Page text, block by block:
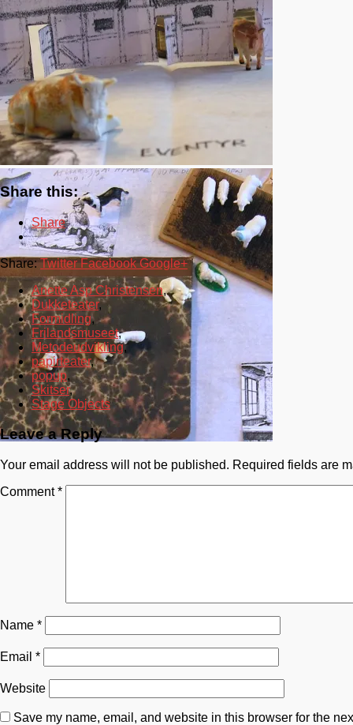
Share this:
Share
Share: Twitter Facebook Google+
Anette Asp Christensen,
Dukketeater,
Formidling,
Frilandsmuseet,
Metodeudvikling,
papirteater,
popup,
Skitser,
Stage Objects
Leave a Reply
Your email address will not be published. Required fields are
Comment*
Name *
Email *
Website
Save my name, email, and website in this browser for the